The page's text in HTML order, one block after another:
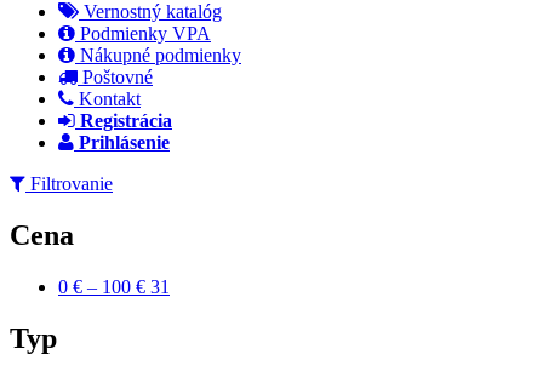
Vernostný katalóg
Podmienky VPA
Nákupné podmienky
Poštovné
Kontakt
Registrácia
Prihlásenie
Filtrovanie
Cena
0 € – 100 € 31
Typ